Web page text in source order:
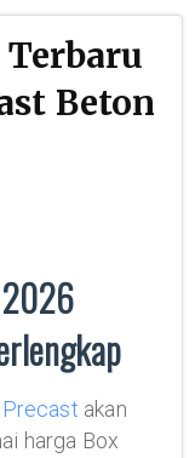
Beton
Precast akan
harga Box